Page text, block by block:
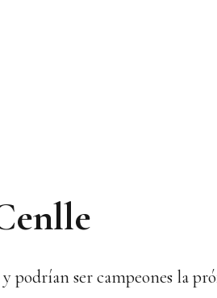
podrían ser campeones la